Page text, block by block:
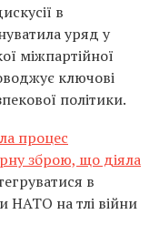
в
уряд у
міжпартійної
ключові
політики.
процес
зброю, що діяла
в
НАТО на тлі війни